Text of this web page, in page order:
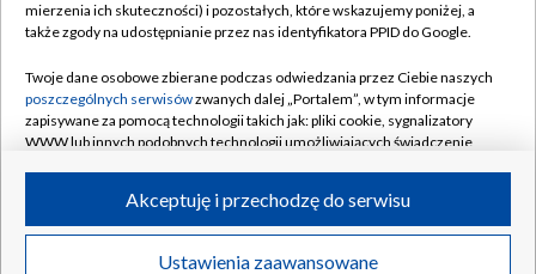
Naziemna Telewizja Cyfrowa
Rada Programowa
System NOS
Informacje o nadawcy
Program dla prasy
Pomoc
Kontakt
Kanały
©2026 Telewizja Polska S.A. w likwidacji
mierzenia ich skuteczności) i pozostałych, które wskazujemy poniżej, a
także zgody na udostępnianie przez nas identyfikatora PPID do Google.
Twoje dane osobowe zbierane podczas odwiedzania przez Ciebie naszych
poszczególnych serwisówzwanych dalej „Portalem”, w tym informacje
zapisywane za pomocą technologii takich jak: pliki cookie, sygnalizatory
WWW lub innych podobnych technologii umożliwiających świadczenie
ruchu w Internecie.
Twoje dane osobowe zbierane podczas odwiedzania przez Ciebie
Ustawienia zaawansowane
Akceptuję i przechodzę do serwisu